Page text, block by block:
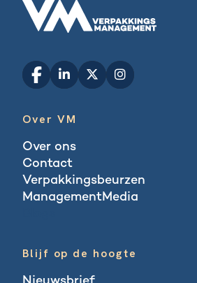
Over VM
Over ons
Contact
Verpakkingsbeurzen
ManagementMedia
Blijf op de hoogte